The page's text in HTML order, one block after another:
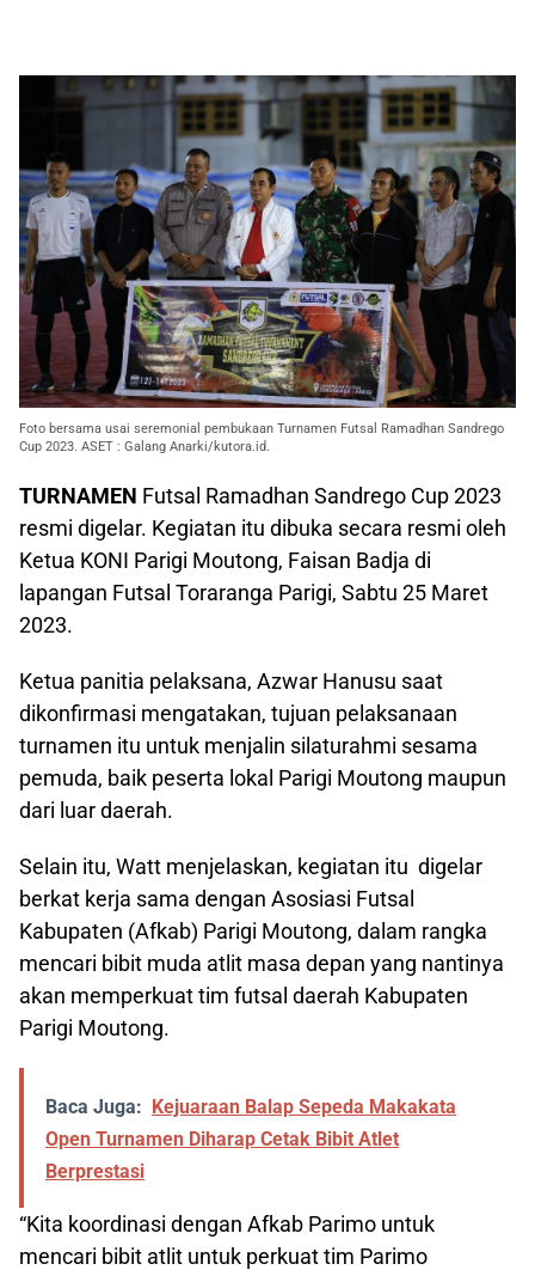
Foto bersama usai seremonial pembukaan Turnamen Futsal Ramadhan Sandrego
Cup 2023. ASET : Galang Anarki/kutora.id.
TURNAMEN Futsal Ramadhan Sandrego Cup 2023
resmi digelar. Kegiatan itu dibuka secara resmi oleh
Ketua KONI Parigi Moutong, Faisan Badja di
lapangan Futsal Toraranga Parigi, Sabtu 25 Maret
2023.
Ketua panitia pelaksana, Azwar Hanusu saat
dikonfirmasi mengatakan, tujuan pelaksanaan
turnamen itu untuk menjalin silaturahmi sesama
pemuda, baik peserta lokal Parigi Moutong maupun
dari luar daerah.
Selain itu, Watt menjelaskan, kegiatan itu digelar
berkat kerja sama dengan Asosiasi Futsal
Kabupaten (Afkab) Parigi Moutong, dalam rangka
mencari bibit muda atlit masa depan yang nantinya
akan memperkuat tim futsal daerah Kabupaten
Parigi Moutong.
Baca Juga: Kejuaraan Balap Sepeda Makakata
Open Turnamen Diharap Cetak Bibit Atlet
Berprestasi
“Kita koordinasi dengan Afkab Parimo untuk
mencari bibit atlit untuk perkuat tim Parimo